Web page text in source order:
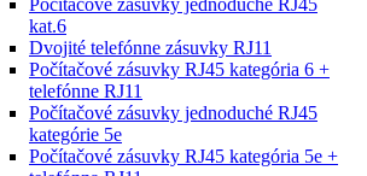
Počítačové zásuvky jednoduché RJ45
kat.6
Dvojité telefónne zásuvky RJ11
Počítačové zásuvky RJ45 kategória 6 +
telefónne RJ11
Počítačové zásuvky jednoduché RJ45
kategórie 5e
Počítačové zásuvky RJ45 kategória 5e +